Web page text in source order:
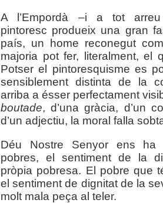
A l’Empordà –i a tot arreu
pintoresc produeix una gran
país, un home reconegut
majoria pot fer, literalment, el
Potser el pintoresquisme es
sensiblement distinta de la
arriba a ésser perfectament
boutade, d’una gràcia, d’un
d’un adjectiu, la moral falla
Déu Nostre Senyor ens ha
pobres, el sentiment de la
pròpia pobresa. El pobre que
el sentiment de dignitat de la
molt mala peça al teler.